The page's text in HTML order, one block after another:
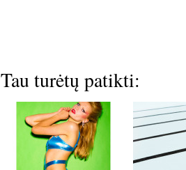
Tau turėtų patikti: